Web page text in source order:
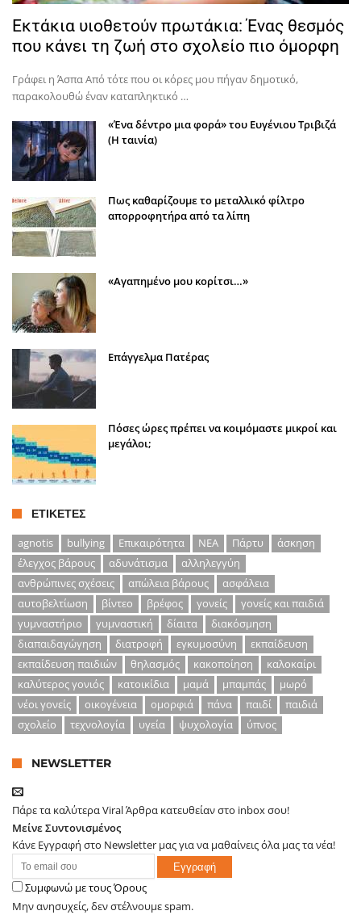
Εκτάκια υιοθετούν πρωτάκια: Ένας θεσμός
που κάνει τη ζωή στο σχολείο πιο όμορφη
Γράφει η Άσπα Από τότε που οι κόρες μου πήγαν δημοτικό,
παρακολουθώ έναν καταπληκτικό …
«Ένα δέντρο μια φορά» του Ευγένιου Τριβιζά
(Η ταινία)
Πως καθαρίζουμε το μεταλλικό φίλτρο
απορροφητήρα από τα λίπη
«Αγαπημένο μου κορίτσι…»
Επάγγελμα Πατέρας
Πόσες ώρες πρέπει να κοιμόμαστε μικροί και
μεγάλοι;
ΕΤΙΚΈΤΕΣ
agnotis
bullying Επικαιρότητα ΝΕΑ Πάρτυ
άσκηση
έλεγχος βάρους
αδυνάτισμα
αλληλεγγύη
ανθρώπινες σχέσεις
απώλεια βάρους
ασφάλεια
αυτοβελτίωση
βίντεο βρέφος γονείς
γονείς και παιδιά
γυμναστήριο
γυμναστική δίαιτα
διακόσμηση
διαπαιδαγώγηση
διατροφή εγκυμοσύνη
εκπαίδευση
εκπαίδευση παιδιών
θηλασμός κακοποίηση
καλοκαίρι
καλύτερος γονιός
κατοικίδια μαμά μπαμπάς
μωρό
νέοι γονείς
οικογένεια ομορφιά πάνα παιδί
παιδιά
σχολείο
τεχνολογία υγεία ψυχολογία ύπνος
NEWSLETTER
Πάρε τα καλύτερα Viral Άρθρα κατευθείαν στο inbox σου!
Μείνε Συντονισμένος
Κάνε Εγγραφή στο Newsletter μας για να μαθαίνεις όλα μας τα νέα!
Συμφωνώ με τους Όρους
Μην ανησυχείς, δεν στέλνουμε spam.